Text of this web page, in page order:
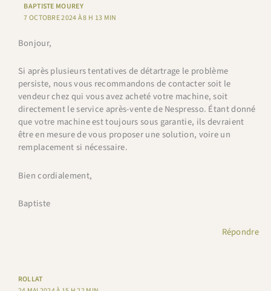
BAPTISTE MOUREY
7 OCTOBRE 2024 À 8 H 13 MIN
Bonjour,
Si après plusieurs tentatives de détartrage le problème
persiste, nous vous recommandons de contacter soit le
vendeur chez qui vous avez acheté votre machine, soit
directement le service après-vente de Nespresso. Étant donné
que votre machine est toujours sous garantie, ils devraient
être en mesure de vous proposer une solution, voire un
remplacement si nécessaire.
Bien cordialement,
Baptiste
Répondre
ROLLAT